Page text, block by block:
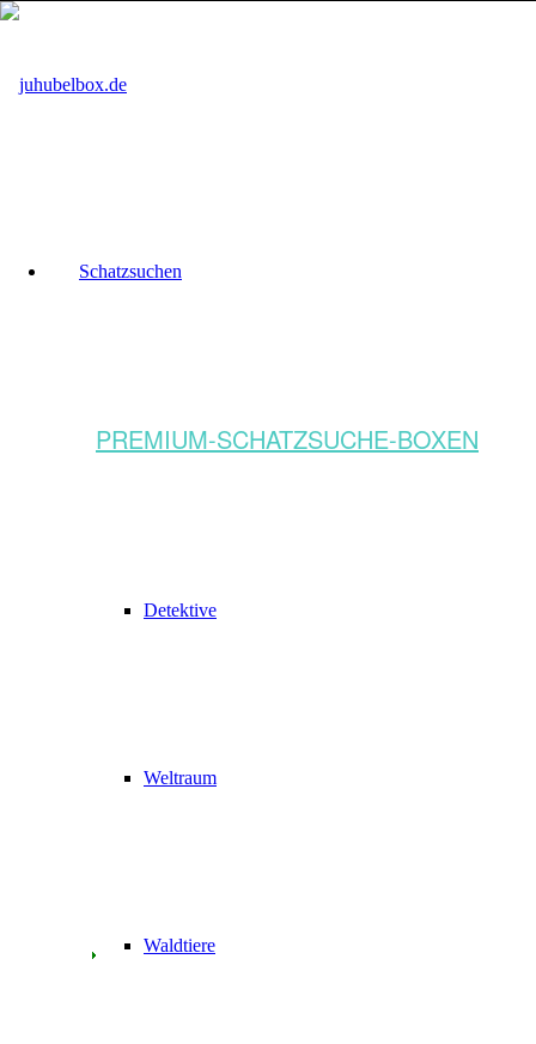
Schatzsuchen
PREMIUM-SCHATZSUCHE-BOXEN
Detektive
Weltraum
Waldtiere